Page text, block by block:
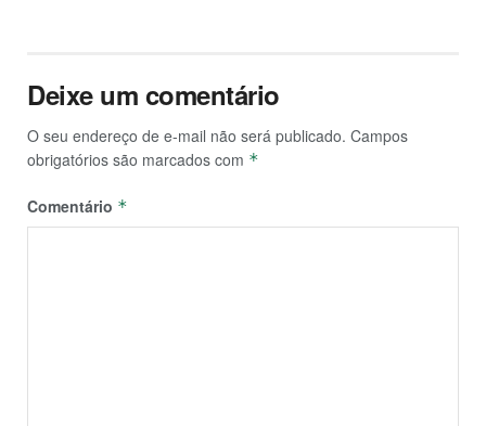
Deixe um comentário
O seu endereço de e-mail não será publicado. Campos
obrigatórios são marcados com *
Comentário *